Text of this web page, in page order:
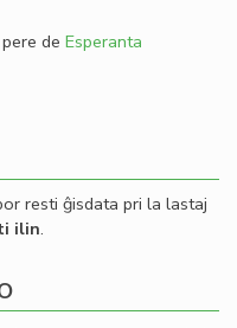
de Esperanta
resti ĝisdata pri la lastaj
ilin.